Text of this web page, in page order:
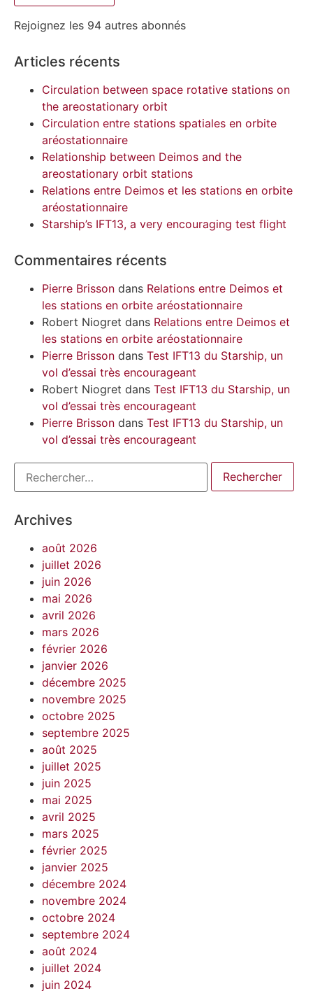
Rejoignez les 94 autres abonnés
Articles récents
Circulation between space rotative stations on
the areostationary orbit
Circulation entre stations spatiales en orbite
aréostationnaire
Relationship between Deimos and the
areostationary orbit stations
Relations entre Deimos et les stations en orbite
aréostationnaire
Starship’s IFT13, a very encouraging test flight
Commentaires récents
Pierre Brisson dans Relations entre Deimos et
les stations en orbite aréostationnaire
Robert Niogret dans Relations entre Deimos et
les stations en orbite aréostationnaire
Pierre Brisson dans Test IFT13 du Starship, un
vol d’essai très encourageant
Robert Niogret dans Test IFT13 du Starship, un
vol d’essai très encourageant
Pierre Brisson dans Test IFT13 du Starship, un
vol d’essai très encourageant
Archives
août 2026
juillet 2026
juin 2026
mai 2026
avril 2026
mars 2026
février 2026
janvier 2026
décembre 2025
novembre 2025
octobre 2025
septembre 2025
août 2025
juillet 2025
juin 2025
mai 2025
avril 2025
mars 2025
février 2025
janvier 2025
décembre 2024
novembre 2024
octobre 2024
septembre 2024
août 2024
juillet 2024
juin 2024